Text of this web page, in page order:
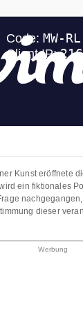
Kunst eröffnete
ein fiktionales
dieser
Werbung